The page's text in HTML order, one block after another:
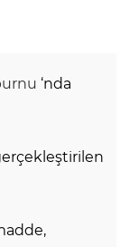
‘nda